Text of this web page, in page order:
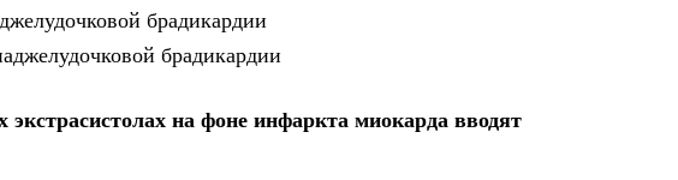
брадикардии
брадикардии
на фоне инфаркта миокарда вводят